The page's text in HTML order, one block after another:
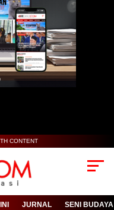
CONTENT
JURNAL SENI BUDAYA